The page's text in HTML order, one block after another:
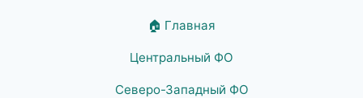
🏠 Главная
Центральный ФО
Северо-Западный ФО